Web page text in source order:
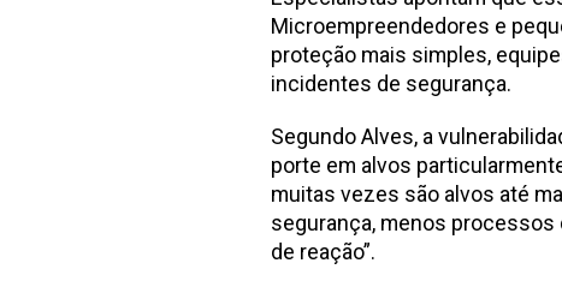
Microempreendedores e
proteção mais simples,
incidentes de segurança.
Segundo Alves, a
porte em alvos
muitas vezes são alvos até
segurança, menos
de reação”.